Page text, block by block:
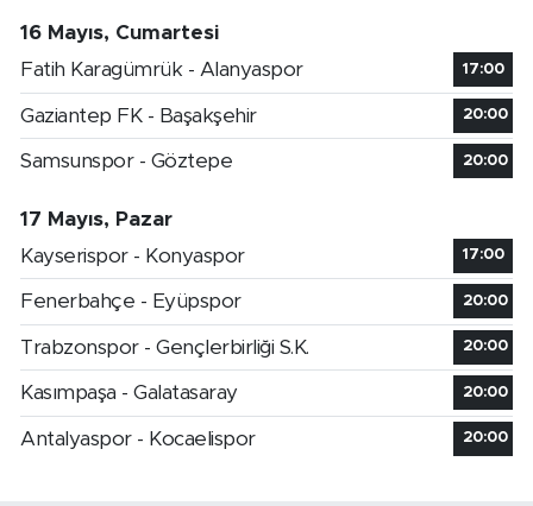
16 Mayıs, Cumartesi
Fatih Karagümrük - Alanyaspor
17:00
Gaziantep FK - Başakşehir 20:00
Samsunspor - Göztepe 20:00
17 Mayıs, Pazar
Kayserispor - Konyaspor
17:00
Fenerbahçe - Eyüpspor 20:00
Trabzonspor - Gençlerbirliği S.K. 20:00
Kasımpaşa - Galatasaray 20:00
Antalyaspor - Kocaelispor 20:00